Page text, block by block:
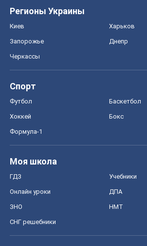
Регионы Украины
Киев Харьков
Запорожье Днепр
Черкассы
Спорт
Футбол Баскетбол
Хоккей Бокс
Формула-1
Моя школа
ГДЗ Учебники
Онлайн уроки ДПА
ЗНО НМТ
СНГ решебники